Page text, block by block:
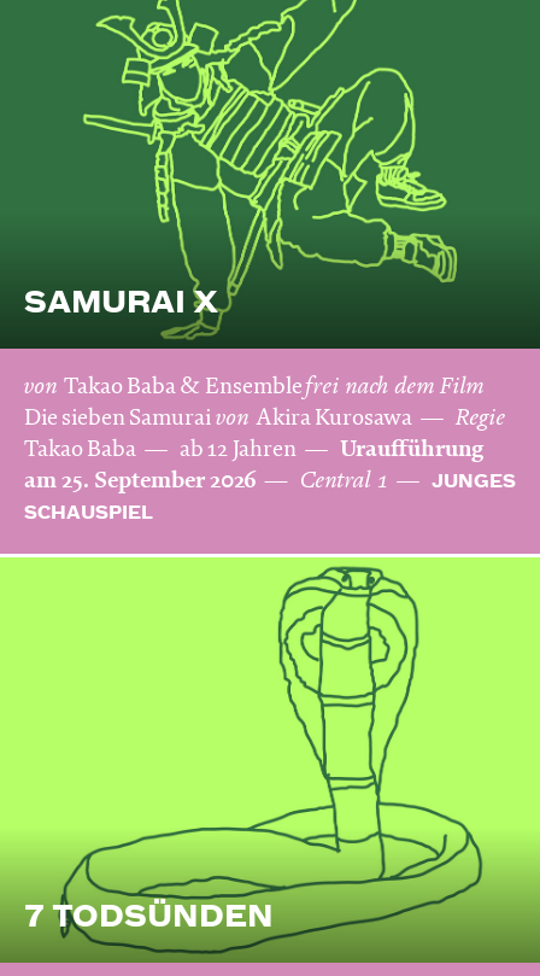
SAMURAI X
von Takao Baba & Ensemblefrei nach dem Film
Die sieben Samurai von Akira Kurosawa
Regie
Takao Baba
ab 12 Jahren
Uraufführung
am 25. September 2026
Central 1
JUNGES
SCHAUSPIEL
7 TODSÜNDEN